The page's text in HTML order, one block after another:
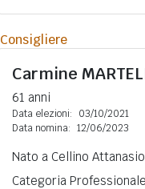
Consigliere
Carmine
61 anni
Data elezioni:
03/10/2021
Data nomina: 12/06/2023
Nato a Cellino
Categoria